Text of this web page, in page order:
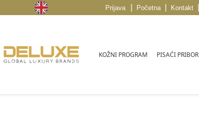
Prijava Početna Kontakt
KOŽNI PROGRAM PISAĆI PRIBOR